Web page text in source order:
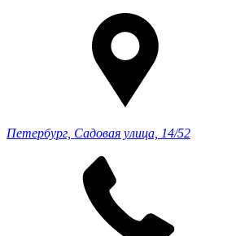
Петербург, Садовая улица, 14/52